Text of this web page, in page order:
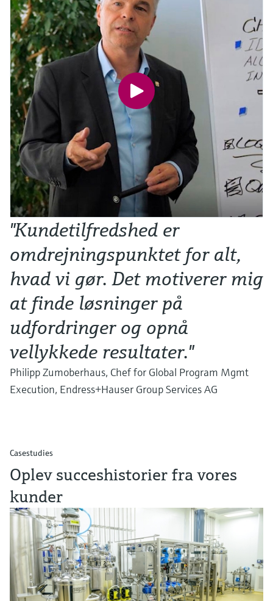
"Kundetilfredshed er
omdrejningspunktet for alt,
hvad vi gør. Det motiverer mig
at finde løsninger på
udfordringer og opnå
vellykkede resultater."
Philipp Zumoberhaus, Chef for Global Program Mgmt
Execution, Endress+Hauser Group Services AG
Casestudies
Oplev succeshistorier fra vores
kunder